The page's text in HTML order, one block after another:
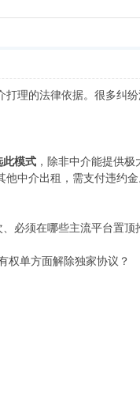
理的法律依据。很多纠
此模式 ，除非中介能提供极
中介出租，需支付违约金
、必须在哪些主流平台置
权单方面解除独家协议？